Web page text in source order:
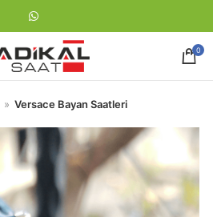
0
Versace Bayan Saatleri